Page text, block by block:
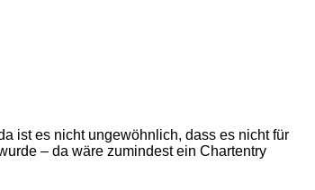
ist es nicht ungewöhnlich, dass es nicht für
– da wäre zumindest ein Chartentry